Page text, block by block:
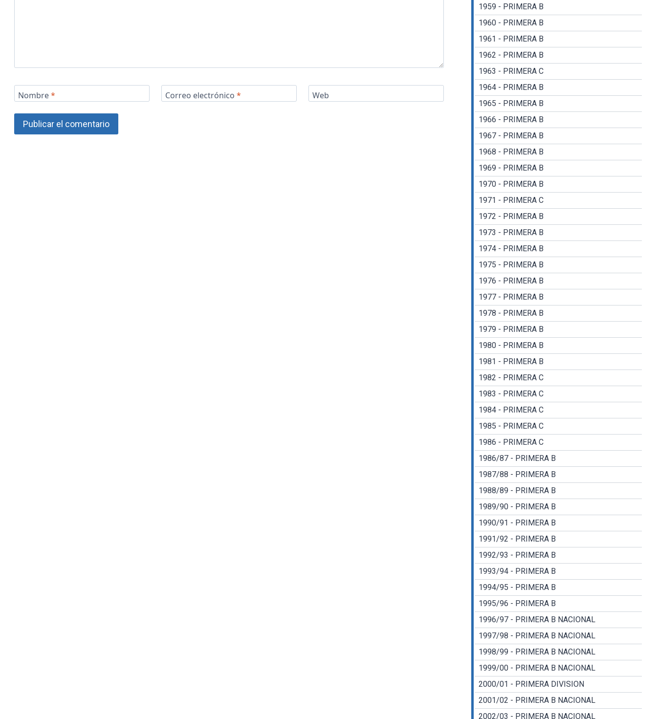
Nombre* Correo electrónico * Web
1959 - PRIMERA B
1960 - PRIMERA B
1961 - PRIMERA B
1962 - PRIMERA B
1963 - PRIMERA C
1964 - PRIMERA B
1965 - PRIMERA B
1966 - PRIMERA B
1967 - PRIMERA B
1968 - PRIMERA B
1969 - PRIMERA B
1970 - PRIMERA B
1971 - PRIMERA C
1972 - PRIMERA B
1973 - PRIMERA B
1974 - PRIMERA B
1975 - PRIMERA B
1976 - PRIMERA B
1977 - PRIMERA B
1978 - PRIMERA B
1979 - PRIMERA B
1980 - PRIMERA B
1981 - PRIMERA B
1982 - PRIMERA C
1983 - PRIMERA C
1984 - PRIMERA C
1985 - PRIMERA C
1986 - PRIMERA C
1986/87 - PRIMERA B
1987/88 - PRIMERA B
1988/89 - PRIMERA B
1989/90 - PRIMERA B
1990/91 - PRIMERA B
1991/92 - PRIMERA B
1992/93 - PRIMERA B
1993/94 - PRIMERA B
1994/95 - PRIMERA B
1995/96 - PRIMERA B
1996/97 - PRIMERA B NACIONAL
1997/98 - PRIMERA B NACIONAL
1998/99 - PRIMERA B NACIONAL
1999/00 - PRIMERA B NACIONAL
2000/01 - PRIMERA DIVISION
2001/02 - PRIMERA B NACIONAL
2002/03 - PRIMERA B NACIONAL